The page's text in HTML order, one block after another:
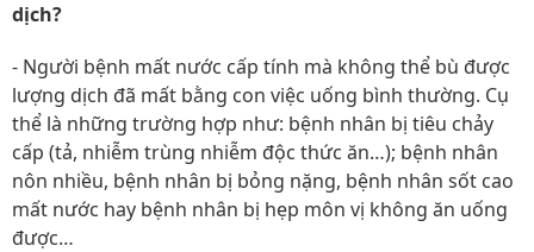
dịch?
- Người bệnh mất nước cấp tính mà không thể bù được
lượng dịch đã mất bằng con việc uống bình thường. Cụ
thể là những trường hợp như: bệnh nhân bị tiêu chảy
cấp (tả, nhiễm trùng nhiễm độc thức ăn…); bệnh nhân
nôn nhiều, bệnh nhân bị bỏng nặng, bệnh nhân sốt cao
mất nước hay bệnh nhân bị hẹp môn vị không ăn uống
được…